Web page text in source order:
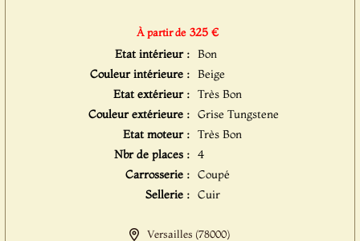
À partir de 325 €
Etat intérieur : Bon
Couleur intérieure : Beige
Etat extérieur : Très Bon
Couleur extérieure : Grise Tungstene
Etat moteur : Très Bon
Nbr de places : 4
Carrosserie : Coupé
Sellerie : Cuir
Versailles (78000)